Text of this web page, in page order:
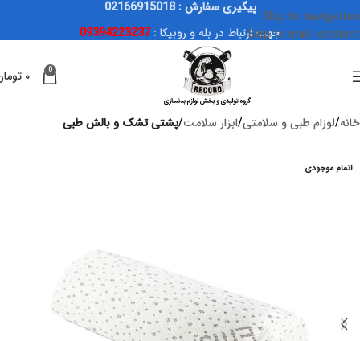
Skip to navigation
Skip to main content
پیگیری سفارش : 02166915018
جهت ارتباط در بله و روبیکا :09394223237
0 ۰
خانه لوزام طبی و سلامتی ابزار سلامت پشتی تشک و بالش طبی
اتمام موجودی